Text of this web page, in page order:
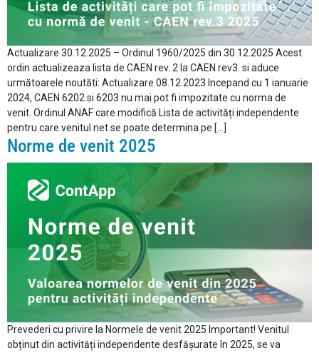
Actualizare 30.12.2025 – Ordinul 1960/2025 din 30.12.2025 Acest
ordin actualizeaza lista de CAEN rev. 2 la CAEN rev3. si aduce
următoarele noutăti: Actualizare 08.12.2023 Incepand cu 1 ianuarie
2024, CAEN 6202 si 6203 nu mai pot fi impozitate cu norma de
venit. Ordinul ANAF care modifică Lista de activități independente
pentru care venitul net se poate determina pe […]
Norme de venit 2025
Prevederi cu privire la Normele de venit 2025 Important! Venitul
obținut din activități independente desfășurate în 2025, se va